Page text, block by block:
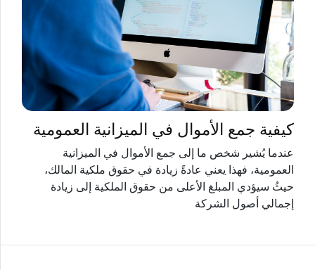
كيفية جمع الأموال في الميزانية العمومية
عندما يُشير شخص ما إلى جمع الأموال في الميزانية
العمومية، فهذا يعني عادةً زيادة في حقوق ملكية المالك،
حيثُ سيؤدي المبلغ الأعلى من حقوق الملكية إلى زيادة
إجمالي أصول الشركة